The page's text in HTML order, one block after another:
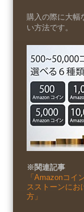
購入の際に大幅
い方法です。
※関連記事
「Amazonコイ
スストーンにお
方」